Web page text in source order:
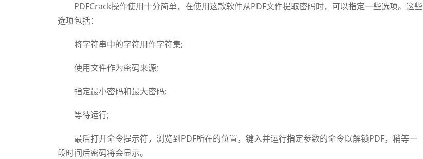
PDFCrack操作使用十分简单，在使用这款软件从PDF文件提取密码时，可以指定一些选项。这些
选项包括：
将字符串中的字符用作字符集;
使用文件作为密码来源;
指定最小密码和最大密码;
等待运行;
最后打开命令提示符，浏览到PDF所在的位置，键入并运行指定参数的命令以解锁PDF，稍等一
段时间后密码将会显示。